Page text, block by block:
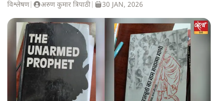
विश्लेषण| अरुण कुमार त्रिपाठी 30 JAN, 2026